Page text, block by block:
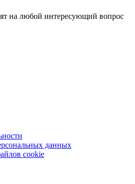
на любой интересующий вопрос
данных
cookie